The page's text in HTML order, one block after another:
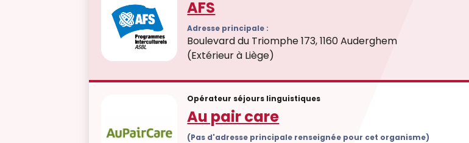
AFS
Adresse principale :
Boulevard du Triomphe 173, 1160 Auderghem
(Extérieur à Liège)
Opérateur séjours linguistiques
Au pair care
(Pas d'adresse principale renseignée pour cet organisme)